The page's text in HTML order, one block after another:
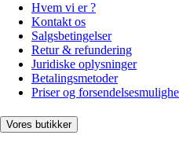
Hvem vi er ?
Kontakt os
Salgsbetingelser
Retur & refundering
Juridiske oplysninger
Betalingsmetoder
Priser og
Vores butikker